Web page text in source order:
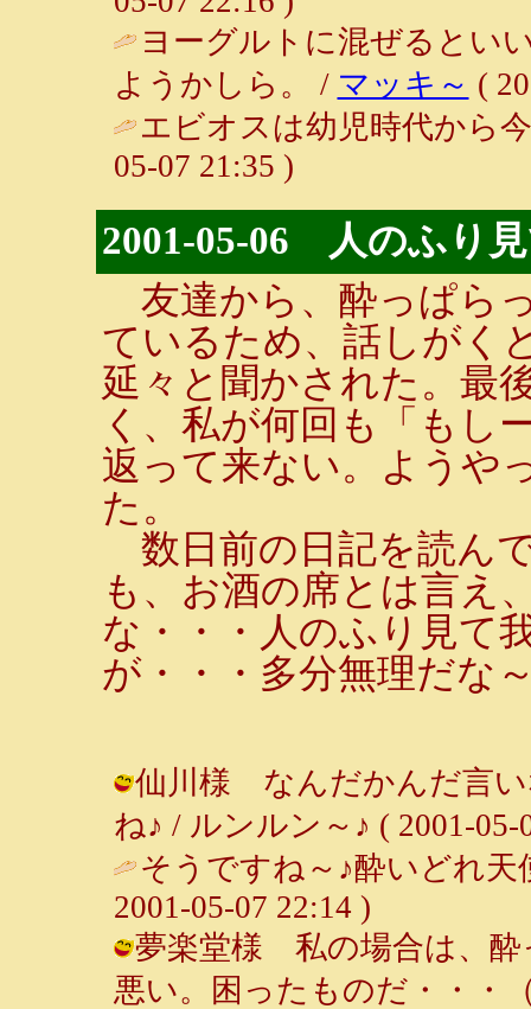
ヨーグルトに混ぜるとい
ようかしら。 / マッキ～ (
エビオスは幼児時代から
05-07 21:35 )
2001-05-06 人のふり
友達から、酔っぱら
ているため、話しがく
延々と聞かされた。最
く、私が何回も「もし
返って来ない。ようや
た。
数日前の日記を読ん
も、お酒の席とは言え
な・・・人のふり見て
が・・・多分無理だな
仙川様 なんだかんだ言い
ね♪ / ルンルン～♪ ( 2001-05-
そうですね～♪酔いどれ
2001-05-07 22:14 )
夢楽堂様 私の場合は、酔
悪い。困ったものだ・・・